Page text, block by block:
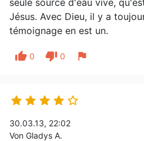
seule source d'eau vive,
Jésus. Avec Dieu, il y a
témoignage en est un.
thumb_up 0 thumb_down 0 flag
    
30.03.13, 22:02
Von Gladys A.